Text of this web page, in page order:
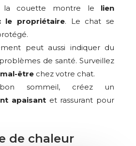
la couette montre le lien
le propriétaire. Le chat se
peut aussi indiquer du
de santé. Surveillez
êtrechez votre chat.
sommeil, créez un
apaisantet rassurant pour
de chaleur